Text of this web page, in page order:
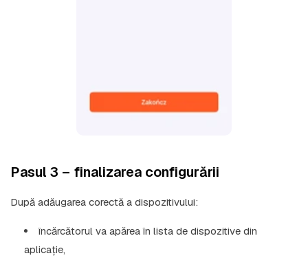
Pasul 3 – finalizarea configurării
După adăugarea corectă a dispozitivului:
încărcătorul va apărea în lista de dispozitive din
aplicație,